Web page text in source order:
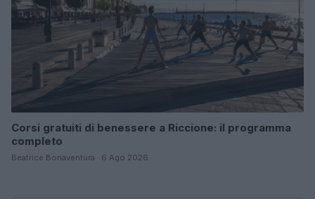
Corsi gratuiti di benessere a Riccione: il programma
completo
Beatrice Bonaventura · 6 Ago 2026